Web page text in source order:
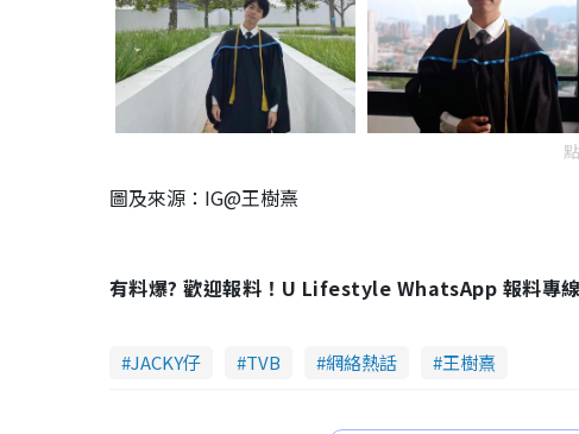
圖及來源：IG@王樹熹
有料爆? 歡迎報料！U Lifestyle WhatsApp 報料專
JACKY仔 TVB 網絡熱話 王樹熹